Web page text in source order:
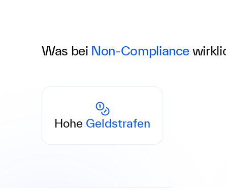
Was bei Non-Compliance
Hohe Geldstrafen
Strafen bis zu 5 Mio € oder 10 % des
Jahresumsatzes – bei Verstößen wird es
schnell teuer.